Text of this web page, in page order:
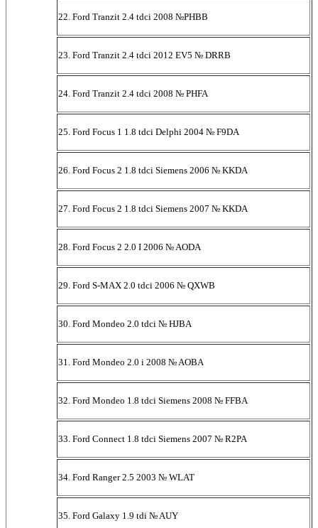
22. Ford Tranzit 2.4 tdci 2008 №PHBB
23. Ford Tranzit 2.4 tdci 2012 EV5 № DRRB
24. Ford Tranzit 2.4 tdci 2008 № PHFA
25. Ford Focus 1 1.8 tdci Delphi 2004 № F9DA
26. Ford Focus 2 1.8 tdci Siemens 2006 № KKDA
27. Ford Focus 2 1.8 tdci Siemens 2007 № KKDA
28. Ford Focus 2 2.0 I 2006 № AODA
29. Ford S-MAX 2.0 tdci 2006 № QXWB
30. Ford Mondeo 2.0 tdci № HJBA
31. Ford Mondeo 2.0 i 2008 № AOBA
32. Ford Mondeo 1.8 tdci Siemens 2008 № FFBA
33. Ford Connect 1.8 tdci Siemens 2007 № R2PA
34. Ford Ranger 2.5 2003 № WLAT
35. Ford Galaxy 1.9 tdi № AUY